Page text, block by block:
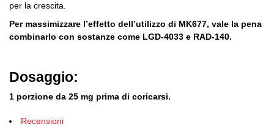
per la crescita.
Per massimizzare l’effetto dell’utilizzo di MK677, vale la pena
combinarlo con sostanze come LGD-4033 e RAD-140.
Dosaggio:
1 porzione da 25 mg prima di coricarsi.
Recensioni